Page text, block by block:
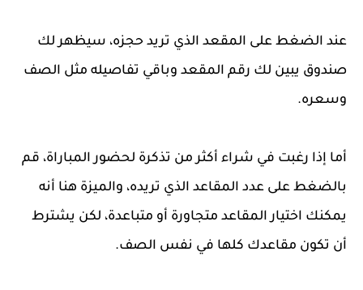
عند الضغط على المقعد الذي تريد حجزه، سيظهر لك
صندوق يبين لك رقم المقعد وباقي تفاصيله مثل الصف
وسعره.
أما إذا رغبت في شراء أكثر من تذكرة لحضور المباراة، قم
بالضغط على عدد المقاعد الذي تريده، والميزة هنا أنه
يمكنك اختيار المقاعد متجاورة أو متباعدة، لكن يشترط
أن تكون مقاعدك كلها في نفس الصف.